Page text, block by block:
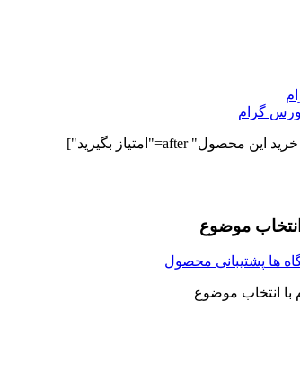
گرام
موضوع
ها پشتیبانی محصول